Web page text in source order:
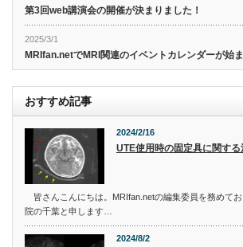
第3回web講演会の開催が決まりました！
2025/3/1
MRIfan.netでMRI関連のイベントカレンダーが始ま
おすすめ記事
2024/2/16
UTE使用時の固定具に関する
皆さんこんにちは。MRIfan.netの編集委員を務めて
院の千葉と申します…
2024/8/2